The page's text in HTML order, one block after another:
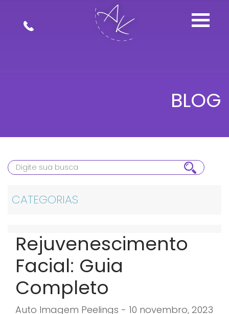
BLOG
CATEGORIAS
Rejuvenescimento
Facial: Guia
Completo
Auto Imagem Peelings - 10 novembro, 2023